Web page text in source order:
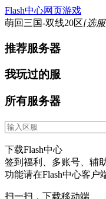
Flash中心网页游戏
萌回三国-双线20区[选
推荐服务器
我玩过的服
所有服务器
下载Flash中心
签到福利、多账号、辅
功能请在Flash中心客户
扫一扫，下载移动端